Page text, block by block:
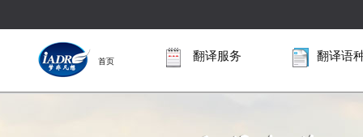
首页 翻译服务 翻译语